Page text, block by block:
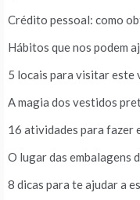
Crédito pessoal: como
Hábitos que nos podem
5 locais para visitar este
A magia dos vestidos
16 atividades para fazer
O lugar das embalagens
8 dicas para te ajudar a